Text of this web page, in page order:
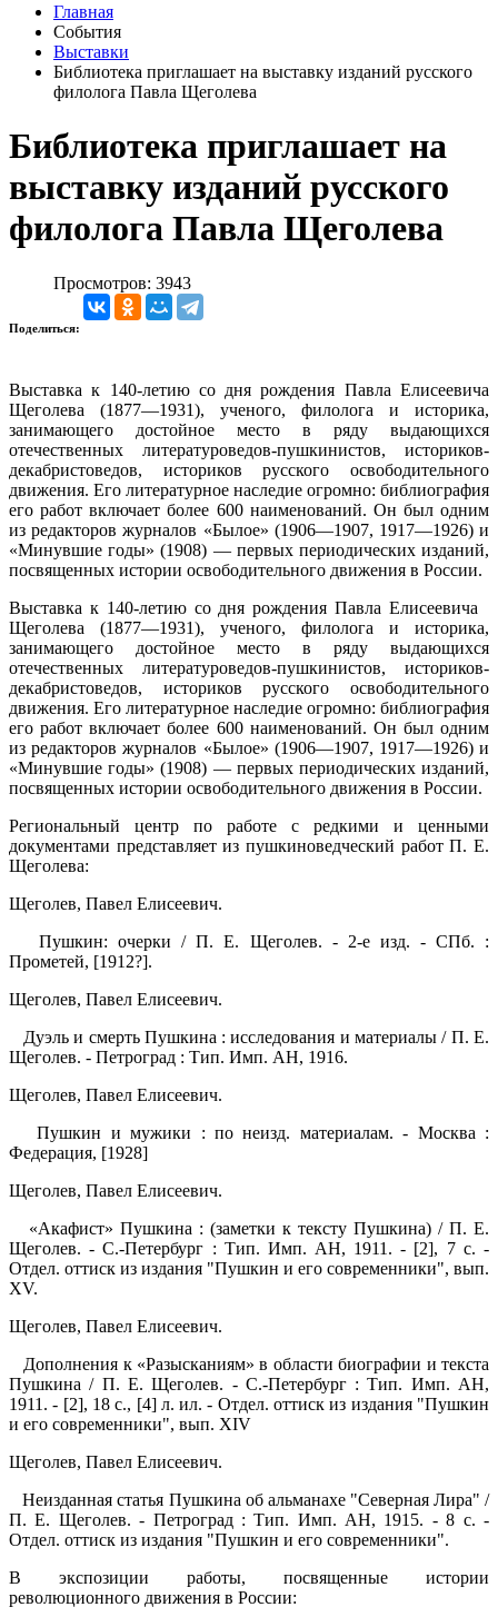
Главная
События
Выставки
Библиотека приглашает на выставку изданий русского
филолога Павла Щеголева
Библиотека приглашает на
выставку изданий русского
филолога Павла Щеголева
Просмотров: 3943
Поделиться:
Выставка к 140-летию со дня рождения Павла Елисеевича
Щеголева (1877—1931), ученого, филолога и историка,
занимающего достойное место в ряду выдающихся
отечественных литературоведов-пушкинистов, историков-
декабристоведов, историков русского освободительного
движения. Его литературное наследие огромно: библиография
его работ включает более 600 наименований. Он был одним
из редакторов журналов «Былое» (1906—1907, 1917—1926) и
«Минувшие годы» (1908) — первых периодических изданий,
посвященных истории освободительного движения в России.
Выставка к 140-летию со дня рождения Павла Елисеевича
Щеголева (1877—1931), ученого, филолога и историка,
занимающего достойное место в ряду выдающихся
отечественных литературоведов-пушкинистов, историков-
декабристоведов, историков русского освободительного
движения. Его литературное наследие огромно: библиография
его работ включает более 600 наименований. Он был одним
из редакторов журналов «Былое» (1906—1907, 1917—1926) и
«Минувшие годы» (1908) — первых периодических изданий,
посвященных истории освободительного движения в России.
Региональный центр по работе с редкими и ценными
документами представляет из пушкиноведческий работ П. Е.
Щеголева:
Щеголев, Павел Елисеевич.
Пушкин: очерки / П. Е. Щеголев. - 2-е изд. - СПб. :
Прометей, [1912?].
Щеголев, Павел Елисеевич.
Дуэль и смерть Пушкина : исследования и материалы / П. Е.
Щеголев. - Петроград : Тип. Имп. АН, 1916.
Щеголев, Павел Елисеевич.
Пушкин и мужики : по неизд. материалам. - Москва :
Федерация, [1928]
Щеголев, Павел Елисеевич.
«Акафист» Пушкина : (заметки к тексту Пушкина) / П. Е.
Щеголев. - С.-Петербург : Тип. Имп. АН, 1911. - [2], 7 с. -
Отдел. оттиск из издания "Пушкин и его современники", вып.
XV.
Щеголев, Павел Елисеевич.
Дополнения к «Разысканиям» в области биографии и текста
Пушкина / П. Е. Щеголев. - С.-Петербург : Тип. Имп. АН,
1911. - [2], 18 с., [4] л. ил. - Отдел. оттиск из издания "Пушкин
и его современники", вып. XIV
Щеголев, Павел Елисеевич.
Неизданная статья Пушкина об альманахе "Северная Лира" /
П. Е. Щеголев. - Петроград : Тип. Имп. АН, 1915. - 8 с. -
Отдел. оттиск из издания "Пушкин и его современники".
В экспозиции работы, посвященные истории
революционного движения в России: